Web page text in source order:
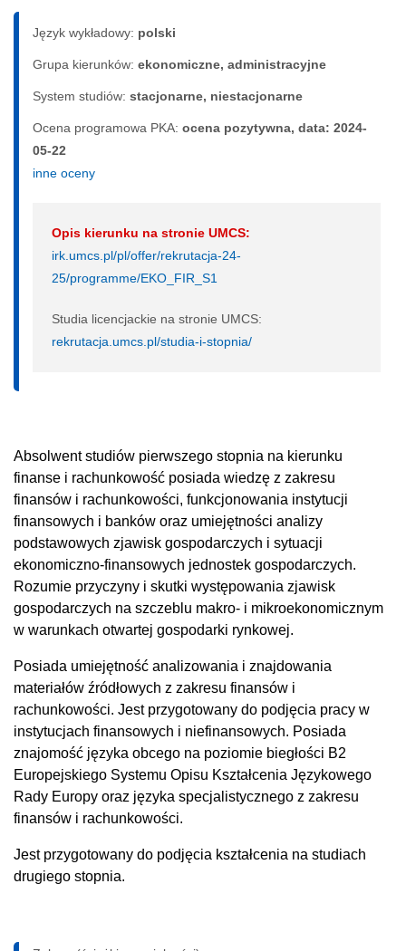
Język wykładowy: polski
Grupa kierunków: ekonomiczne, administracyjne
System studiów: sta­cjo­nar­ne, nie­sta­cjo­nar­ne
Ocena programowa PKA: ocena pozytywna, data: 2024-
05-22
inne oceny
Opis kierunku na stronie UMCS:
irk.umcs.pl/pl/offer/rekrutacja-24-
25/programme/EKO_FIR_S1
Studia licencjackie na stronie UMCS:
rekrutacja.umcs.pl/studia-i-stopnia/
Absolwent studiów pierwszego stopnia na kierunku
finanse i rachunkowość posiada wiedzę z zakresu
finansów i rachunkowości, funkcjonowania instytucji
finansowych i banków oraz umiejętności analizy
podstawowych zjawisk gospodarczych i sytuacji
ekonomiczno-finansowych jednostek gospodarczych.
Rozumie przyczyny i skutki występowania zjawisk
gospodarczych na szczeblu makro- i mikroekonomicznym
w warunkach otwartej gospodarki rynkowej.
Posiada umiejętność analizowania i znajdowania
materiałów źródłowych z zakresu finansów i
rachunkowości. Jest przygotowany do podjęcia pracy w
instytucjach finansowych i niefinansowych. Posiada
znajomość języka obcego na poziomie biegłości B2
Europejskiego Systemu Opisu Kształcenia Językowego
Rady Europy oraz języka specjalistycznego z zakresu
finansów i rachunkowości.
Jest przygotowany do podjęcia kształcenia na studiach
drugiego stopnia.